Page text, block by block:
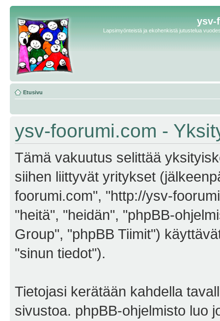
ysv-
Lapsimyönteistä ja ekohenkistä jutustelua
Etusivu
ysv-foorumi.com -
Tämä vakuutus selittää
siihen liittyvät yritykset
foorumi.com", "http://ysv-
"heitä", "heidän", "phpBB-
Group", "phpBB Tiimit")
"sinun tiedot").
Tietojasi kerätään kahdella
sivustoa. phpBB-ohjelmisto luo